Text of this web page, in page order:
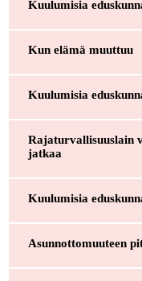
Kuulumisia
Kun elämä muuttuu
Kuulumisia
Rajaturvallisuuslain
jatkaa
Kuulumisia
Asunnottomuuteen